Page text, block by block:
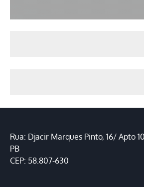
Rua: Djacir Marques Pinto, 16/ Apto
PB
CEP: 58.807-630